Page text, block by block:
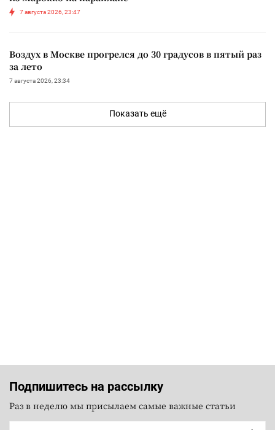
7 августа 2026, 23:47
Воздух в Москве прогрелся до 30 градусов в пятый раз
за лето
7 августа 2026, 23:34
Показать ещё
Подпишитесь на рассылку
Раз в неделю мы присылаем самые важные статьи